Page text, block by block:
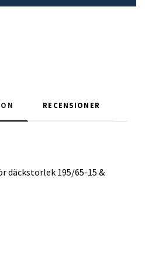
RECENSIONER
däckstorlek 195/65-15 &